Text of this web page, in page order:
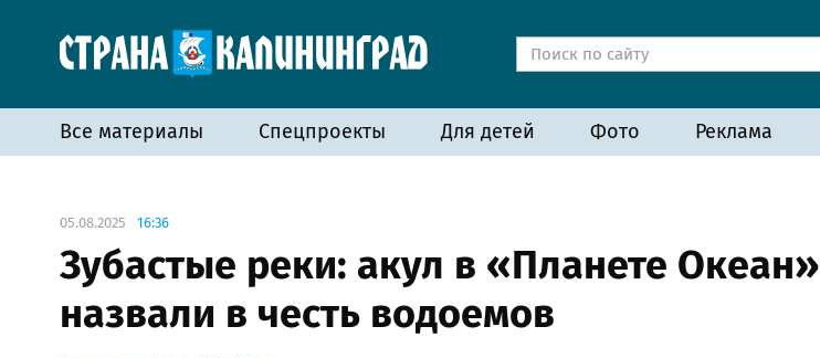
Все материалы Спецпроекты Для детей Фото Реклама
05.08.2025 16:36
Зубастые реки: акул в «Планете Океан»
назвали в честь водоемов